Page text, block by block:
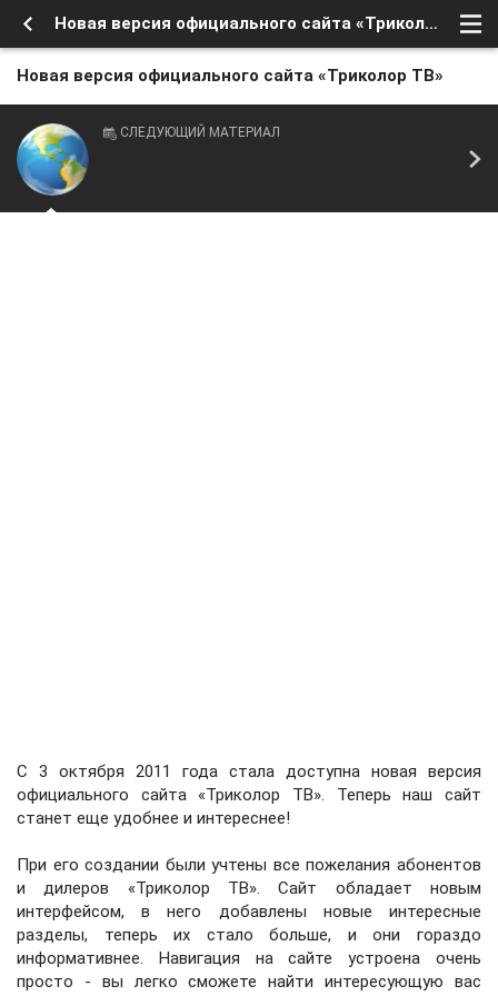
Новая версия официального сайта «Триколор ТВ»
Новая версия официального сайта «Триколор ТВ»
СЛЕДУЮЩИЙ МАТЕРИАЛ
С 3 октября 2011 года стала доступна новая версия
официального сайта «Триколор ТВ». Теперь наш сайт
станет еще удобнее и интереснее!
При его создании были учтены все пожелания абонентов
и дилеров «Триколор ТВ». Сайт обладает новым
интерфейсом, в него добавлены новые интересные
разделы, теперь их стало больше, и они гораздо
информативнее. Навигация на сайте устроена очень
просто - вы легко сможете найти интересующую вас